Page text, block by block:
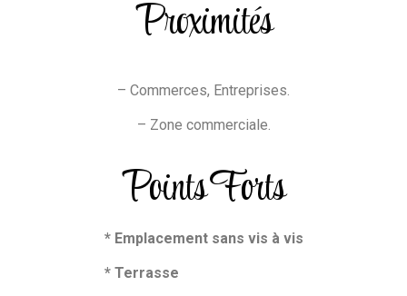
Proximités
– Commerces, Entreprises.
– Zone commerciale.
Points Forts
* Emplacement sans vis à vis
* Terrasse